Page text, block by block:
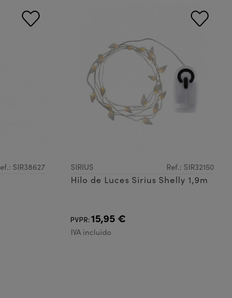
SIR38627 SIRIUS Ref.: SIR32150
Hilo de Luces Sirius Shelly 1,9m
PVPR:15,95 €
IVA incluido